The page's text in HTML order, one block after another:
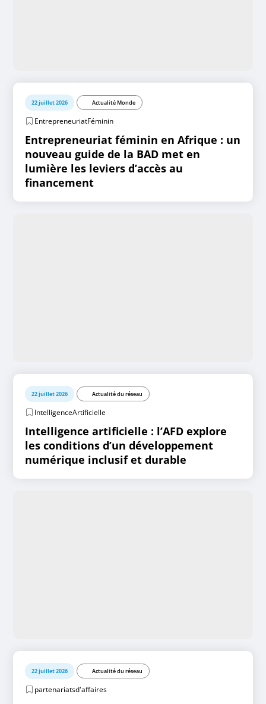
22 juillet 2026 Actualité Monde
EntrepreneuriatFéminin
Entrepreneuriat féminin en Afrique : un
nouveau guide de la BAD met en
lumière les leviers d’accès au
financement
22 juillet 2026 Actualité du réseau
IntelligenceArtificielle
Intelligence artificielle : l’AFD explore
les conditions d’un développement
numérique inclusif et durable
22 juillet 2026 Actualité du réseau
partenariatsd'affaires